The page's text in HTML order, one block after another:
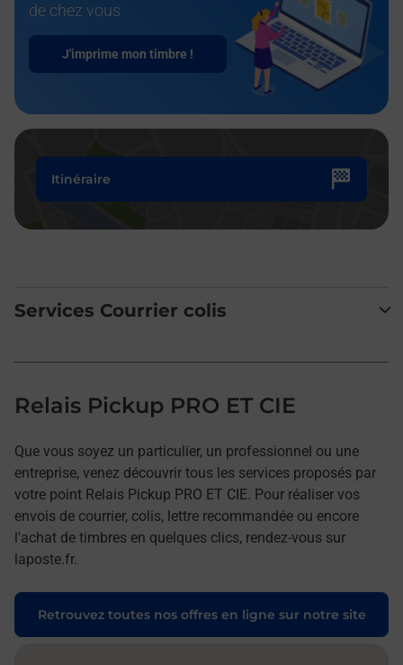
de chez vous
J'imprime mon timbre !
Itinéraire
Services Courrier colis
Relais Pickup PRO ET CIE
Que vous soyez un particulier, un professionnel ou une
entreprise, venez découvrir tous les services proposés par
votre point Relais Pickup PRO ET CIE. Pour réaliser vos
envois de courrier, colis, lettre recommandée ou encore
l'achat de timbres en quelques clics, rendez-vous sur
laposte.fr.
Retrouvez toutes nos offres en ligne sur notre site